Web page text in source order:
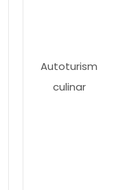
Autoturism
culinar